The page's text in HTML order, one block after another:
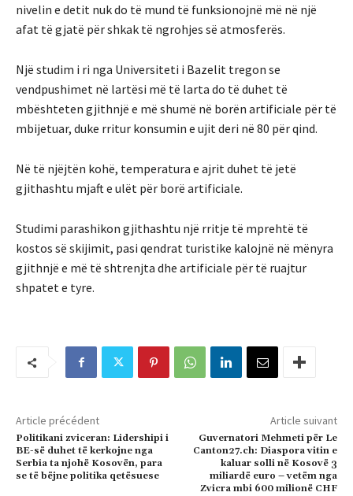
nivelin e detit nuk do të mund të funksionojnë më në një
afat të gjatë për shkak të ngrohjes së atmosferës.
Një studim i ri nga Universiteti i Bazelit tregon se
vendpushimet në lartësi më të larta do të duhet të
mbështeten gjithnjë e më shumë në borën artificiale për të
mbijetuar, duke rritur konsumin e ujit deri në 80 për qind.
Në të njëjtën kohë, temperatura e ajrit duhet të jetë
gjithashtu mjaft e ulët për borë artificiale.
Studimi parashikon gjithashtu një rritje të mprehtë të
kostos së skijimit, pasi qendrat turistike kalojnë në mënyra
gjithnjë e më të shtrenjta dhe artificiale për të ruajtur
shpatet e tyre.
Article précédent
Politikani zviceran: Lidershipi i
BE-së duhet të kerkojne nga
Serbia ta njohë Kosovën, para
se të bëjne politika qetësuese
Article suivant
Guvernatori Mehmeti për Le
Canton27.ch: Diaspora vitin e
kaluar solli në Kosovë 3
miliardë euro – vetëm nga
Zvicra mbi 600 milionë CHF